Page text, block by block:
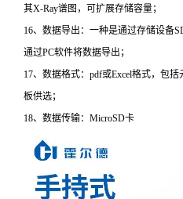
其X-Ray谱图，可扩展存储容量；
16、数据导出：一种是通过存储设备
通过PC软件将数据导出；
17、数据格式：pdf或Excel格式，包
板供选；
18、数据传输：MicroSD卡